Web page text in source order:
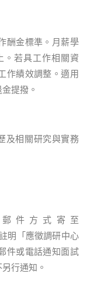
酬金標準。月薪學
。若具工作相關資
作績效調整。適用
提撥。
及相關研究與實務
件方式寄至
明「應徵調研中心
件或電話通知面試
行通知。